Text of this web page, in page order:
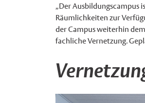
„Der Ausbildungscampus
Räumlichkeiten zur
der Campus weiterhin
fachliche Vernetzung.